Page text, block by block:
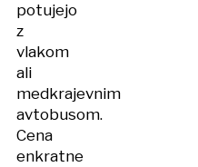
potujejo
z
vlakom
ali
medkrajevnim
avtobusom.
Cena
enkratne